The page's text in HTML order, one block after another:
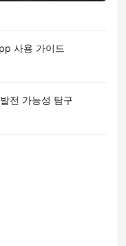
사용 가이드
전 가능성 탐구